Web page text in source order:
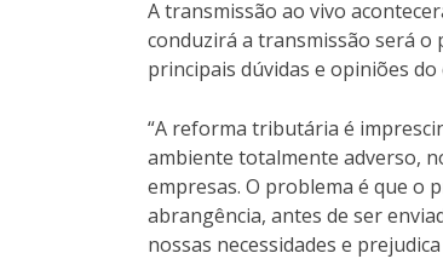
A transmissão ao vivo
conduzirá a transmissão será o
principais dúvidas e opiniões
“A reforma tributária é
ambiente totalmente adverso,
empresas. O problema é que o
abrangência, antes de ser
nossas necessidades e